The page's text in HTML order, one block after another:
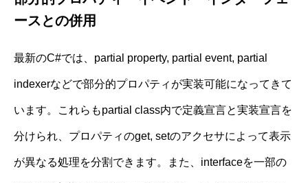
ースとの併用
最新のC#では、partial property, partial event, partial
indexerなどで部分的プロパティが実装可能になってきて
います。これらもpartial class内で定義宣言と実装宣言を
分けられ、プロパティのget, setのアクセサによって表示
が異なる処理を分割できます。また、interfaceを一部の